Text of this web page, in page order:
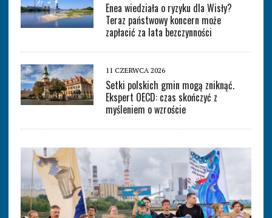
Enea wiedziała o ryzyku dla Wisły?
Teraz państwowy koncern może
zapłacić za lata bezczynności
11 CZERWCA 2026
Setki polskich gmin mogą zniknąć.
Ekspert OECD: czas skończyć z
myśleniem o wzroście